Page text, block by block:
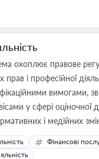
охоплює правове
і професійної
вимогами,
у сфері оціночної
і медійних
бізнесу, керівника,
оподаткування,
Фінансові